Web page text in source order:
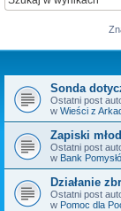
Sonda
Ostatni post
w Wieści z
Zapiski
Ostatni post
w Bank
Działanie
Ostatni post
w Pomoc dla